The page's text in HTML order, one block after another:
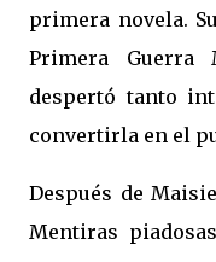
primera novela.
Primera Guerra
despertó tanto
convertirla en el
Después de
Mentiras